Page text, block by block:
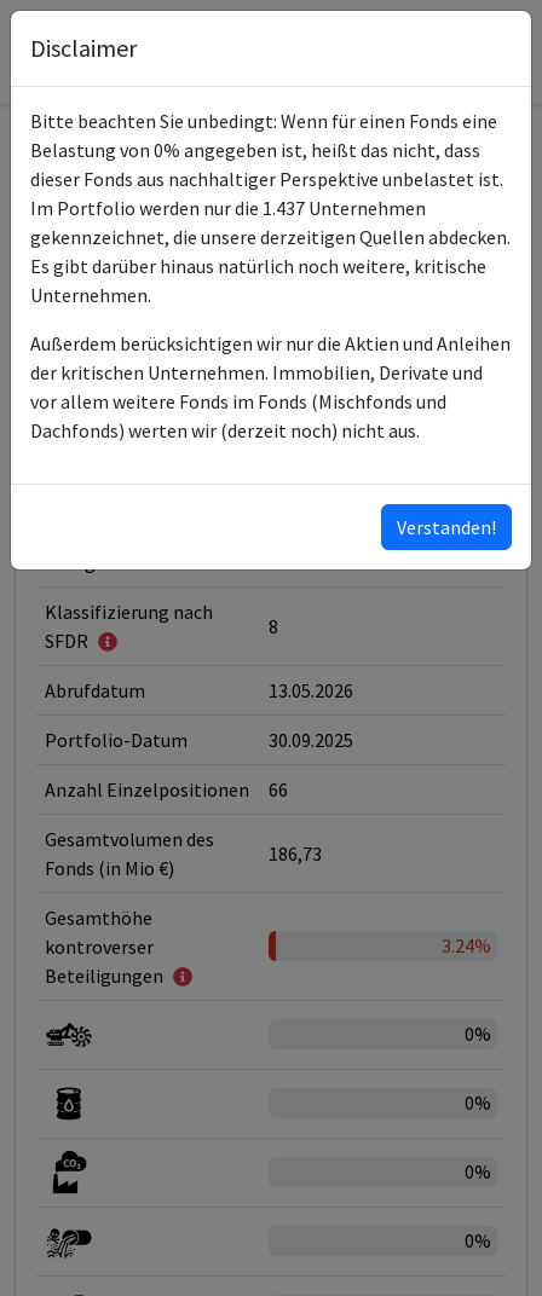
Informationen zum Fonds
Name
Volksbank in Ostwestfalen
NachhaltigkeitsInvest
ISIN des Fonds
Typ des Fonds Mischfonds
Fondsmanagement
Union Investment
Management GmbH
Volksbank in Ostwestfalen
Klassifizierung nach
SFDR
8
Abrufdatum 13.05.2026
Portfolio-Datum 30.09.2025
Anzahl Einzelpositionen 66
Gesamtvolumen des
Fonds (in Mio €)
186,73
Gesamthöhe
kontroverser
Beteiligungen
3.24%
0%
0%
0%
0%
Disclaimer
Bitte beachten Sie unbedingt: Wenn für einen Fonds eine
Belastung von 0% angegeben ist, heißt das nicht, dass
dieser Fonds aus nachhaltiger Perspektive unbelastet ist.
Im Portfolio werden nur die 1.437 Unternehmen
gekennzeichnet, die unsere derzeitigen Quellen abdecken.
Es gibt darüber hinaus natürlich noch weitere, kritische
Unternehmen.
Außerdem berücksichtigen wir nur die Aktien und Anleihen
der kritischen Unternehmen. Immobilien, Derivate und
vor allem weitere Fonds im Fonds (Mischfonds und
Dachfonds) werten wir (derzeit noch) nicht aus.
Verstanden!